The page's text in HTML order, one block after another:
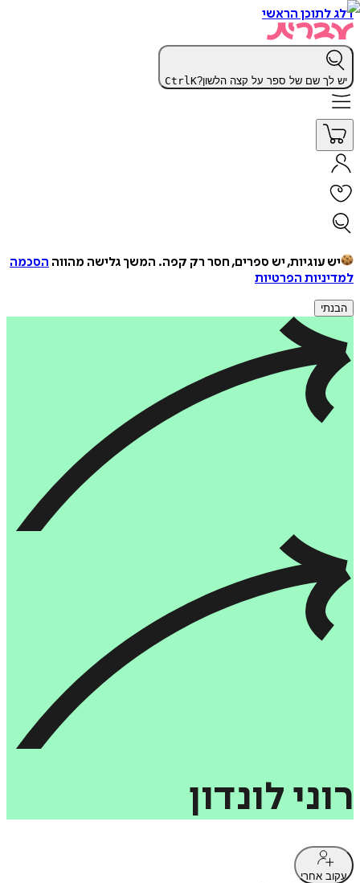
דלג לתוכן הראשי
יש לך שם של ספר על קצה הלשון? CtrlK
יש עוגיות, יש ספרים, חסר רק קפה. המשך גלישה מהווה הסכמה
למדיניות הפרטיות
הבנתי
רוני לונדון
עקוב אחרי